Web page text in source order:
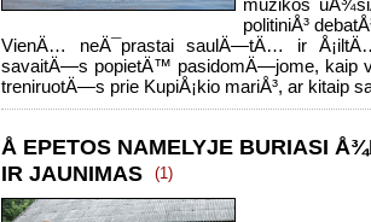
muzikos
politiniÅ³
VienÄ… neÄ¯prastai saulÄ—tÄ… ir
savaitÄ—s popietÄ™ pasidomÄ—jome, kaip
treniruotÄ—s prie KupiÅ¡kio mariÅ³, ar kitaip
Å EPETOS NAMELYJE BURIASI
IR JAUNIMAS
(1)